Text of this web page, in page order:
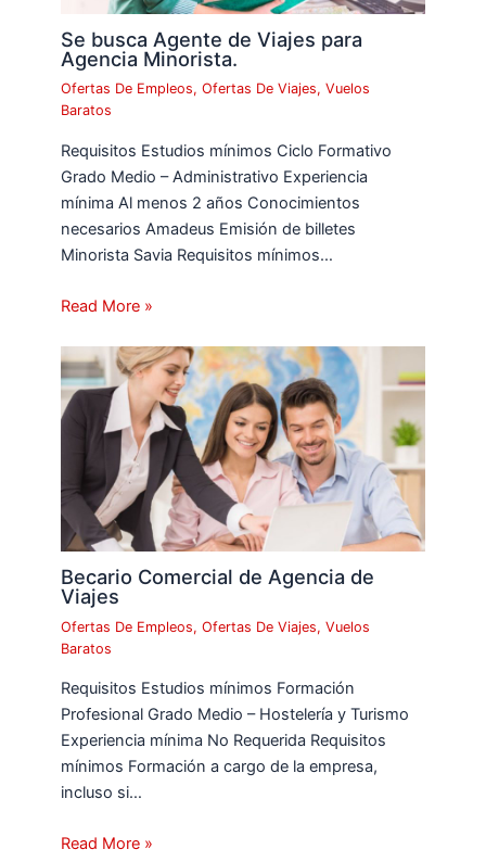
Se busca Agente de Viajes para
Agencia Minorista.
Ofertas De Empleos,Ofertas De Viajes,Vuelos
Baratos
Requisitos Estudios mínimos Ciclo Formativo
Grado Medio – Administrativo Experiencia
mínima Al menos 2 años Conocimientos
necesarios Amadeus Emisión de billetes
Minorista Savia Requisitos mínimos…
Read More »
Becario Comercial de Agencia de
Viajes
Ofertas De Empleos,Ofertas De Viajes,Vuelos
Baratos
Requisitos Estudios mínimos Formación
Profesional Grado Medio – Hostelería y Turismo
Experiencia mínima No Requerida Requisitos
mínimos Formación a cargo de la empresa,
incluso si…
Read More »